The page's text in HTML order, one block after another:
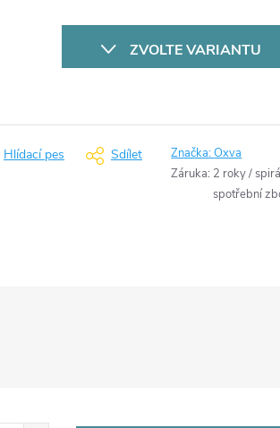
ZVOLTE VARIANTU
Hlídací pes Sdílet Značka:Oxva
Záruka: 2 roky /
spotřební